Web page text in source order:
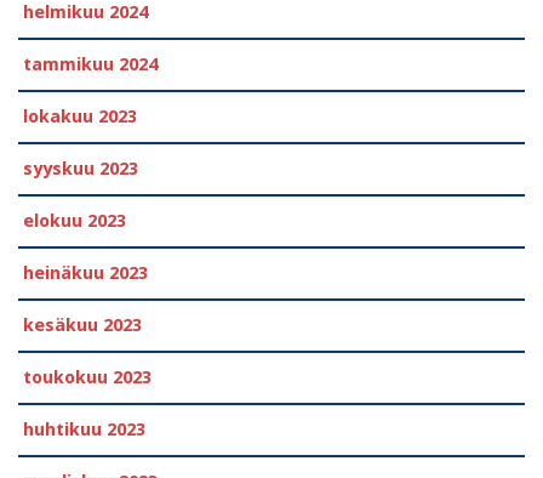
helmikuu 2024
tammikuu 2024
lokakuu 2023
syyskuu 2023
elokuu 2023
heinäkuu 2023
kesäkuu 2023
toukokuu 2023
huhtikuu 2023